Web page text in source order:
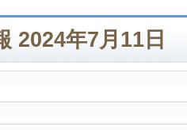
2024年7月11日